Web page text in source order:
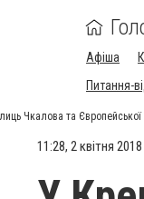
Афіша
Питання-
Чкалова та
11:28, 2 квітня 2018